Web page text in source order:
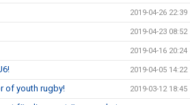
2019-04-26 22:39
2019-04-23 08:52
2019-04-16 20:24
2019-04-05 14:22
of youth rugby! 2019-03-12 18:45